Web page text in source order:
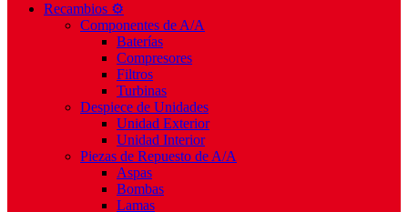
Recambios ⚙️
Componentes de A/A
Baterías
Compresores
Filtros
Turbinas
Despiece de Unidades
Unidad Exterior
Unidad Interior
Piezas de Repuesto de A/A
Aspas
Bombas
Lamas